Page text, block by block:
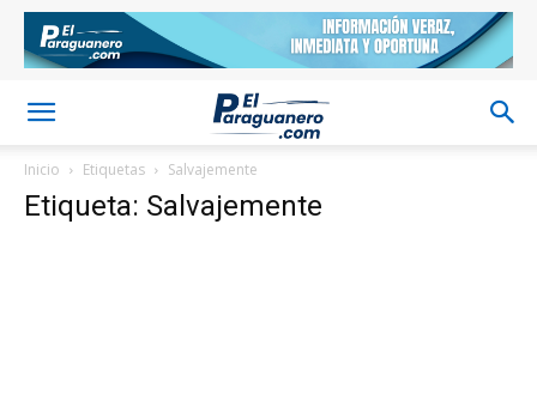
Inicio Etiquetas Salvajemente
Etiqueta: Salvajemente